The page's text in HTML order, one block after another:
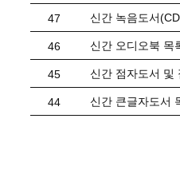
47 신간 녹음도서
46 신간 오디오북 목
45 신간 점자도서 및
44 신간 큰글자도서